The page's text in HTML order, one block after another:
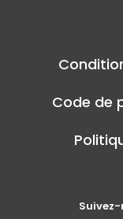
Code de
Suivez-